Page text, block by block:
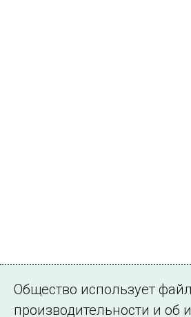
Общество использует
производительности и об